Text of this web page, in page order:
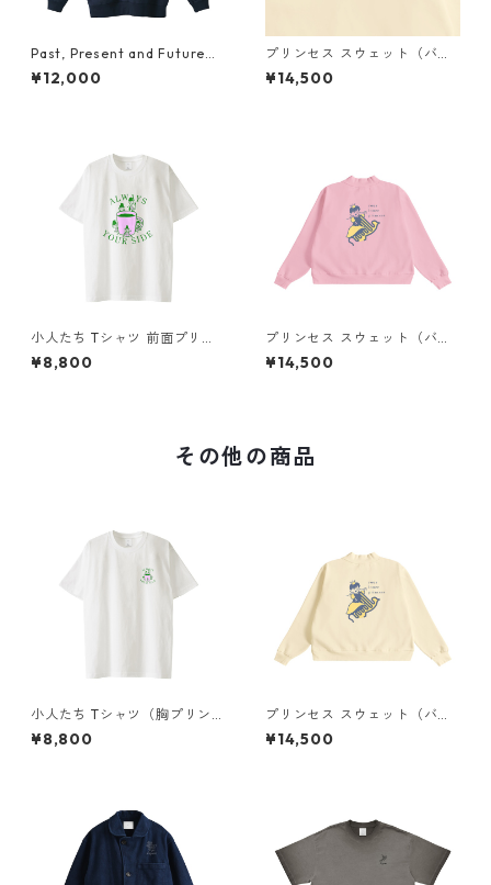
Past, Present and Future
"アタミ"（胸ロゴ刺繍&バック
プリント）スウェット
¥12,000
プリンセス スウェット（バッ
クプリント）× Liguee®️花ロゴ
（刺繍）
¥14,500
小人たち Tシャツ 前面プリン
ト
¥8,800
プリンセス スウェット（バッ
クプリント）× Liguee®️糸の鳥
ロゴ（刺繍）
¥14,500
その他の商品
小人たち Tシャツ（胸プリン
ト）
¥8,800
プリンセス スウェット（バッ
クプリント）× Liguee®️糸の鳥
ロゴ（刺繍）
¥14,500